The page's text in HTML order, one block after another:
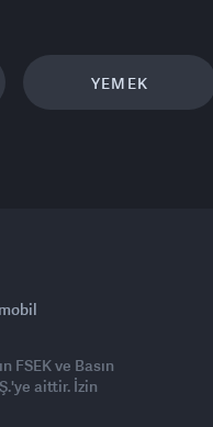
YEMEK
FSEK ve Basın
aittir. İzin